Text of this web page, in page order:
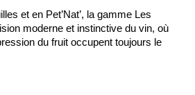
et en Pet’Nat’, la gamme Les
moderne et instinctive du vin, où
du fruit occupent toujours le